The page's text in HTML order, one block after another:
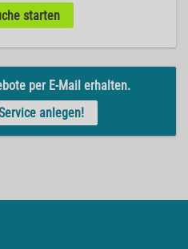
starten
per E-Mail erhalten.
anlegen!